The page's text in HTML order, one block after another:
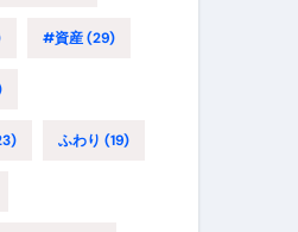
#資産(29)
ふわり (19)